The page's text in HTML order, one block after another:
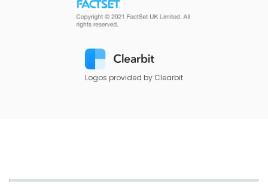
Logos provided by Clearbit